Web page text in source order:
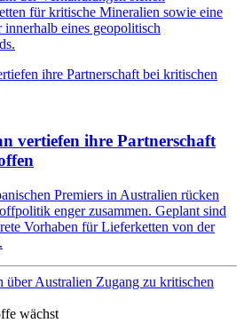
für kritische Mineralien sowie eine
eines geopolitisch
vertiefen ihre Partnerschaft
Premiers in Australien rücken
enger zusammen. Geplant sind
Vorhaben für Lieferketten von der
wächst